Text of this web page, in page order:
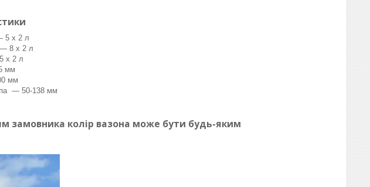
5 х 2 л
— 8 х 2 л
х 2 л
мм
мм
— 50-138 мм
замовника колір вазона може бути будь-яким